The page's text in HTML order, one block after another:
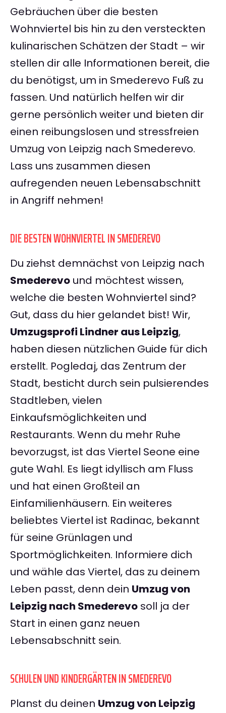
Gebräuchen über die besten
Wohnviertel bis hin zu den versteckten
kulinarischen Schätzen der Stadt – wir
stellen dir alle Informationen bereit, die
du benötigst, um in Smederevo Fuß zu
fassen. Und natürlich helfen wir dir
gerne persönlich weiter und bieten dir
einen reibungslosen und stressfreien
Umzug von Leipzig nach Smederevo.
Lass uns zusammen diesen
aufregenden neuen Lebensabschnitt
in Angriff nehmen!
DIE BESTEN WOHNVIERTEL IN SMEDEREVO
Du ziehst demnächst von Leipzig nach
Smederevo und möchtest wissen,
welche die besten Wohnviertel sind?
Gut, dass du hier gelandet bist! Wir,
Umzugsprofi Lindner aus Leipzig,
haben diesen nützlichen Guide für dich
erstellt. Pogledaj, das Zentrum der
Stadt, besticht durch sein pulsierendes
Stadtleben, vielen
Einkaufsmöglichkeiten und
Restaurants. Wenn du mehr Ruhe
bevorzugst, ist das Viertel Seone eine
gute Wahl. Es liegt idyllisch am Fluss
und hat einen Großteil an
Einfamilienhäusern. Ein weiteres
beliebtes Viertel ist Radinac, bekannt
für seine Grünlagen und
Sportmöglichkeiten. Informiere dich
und wähle das Viertel, das zu deinem
Leben passt, denn dein Umzug von
Leipzig nach Smederevo soll ja der
Start in einen ganz neuen
Lebensabschnitt sein.
SCHULEN UND KINDERGÄRTEN IN SMEDEREVO
Planst du deinen Umzug von Leipzig